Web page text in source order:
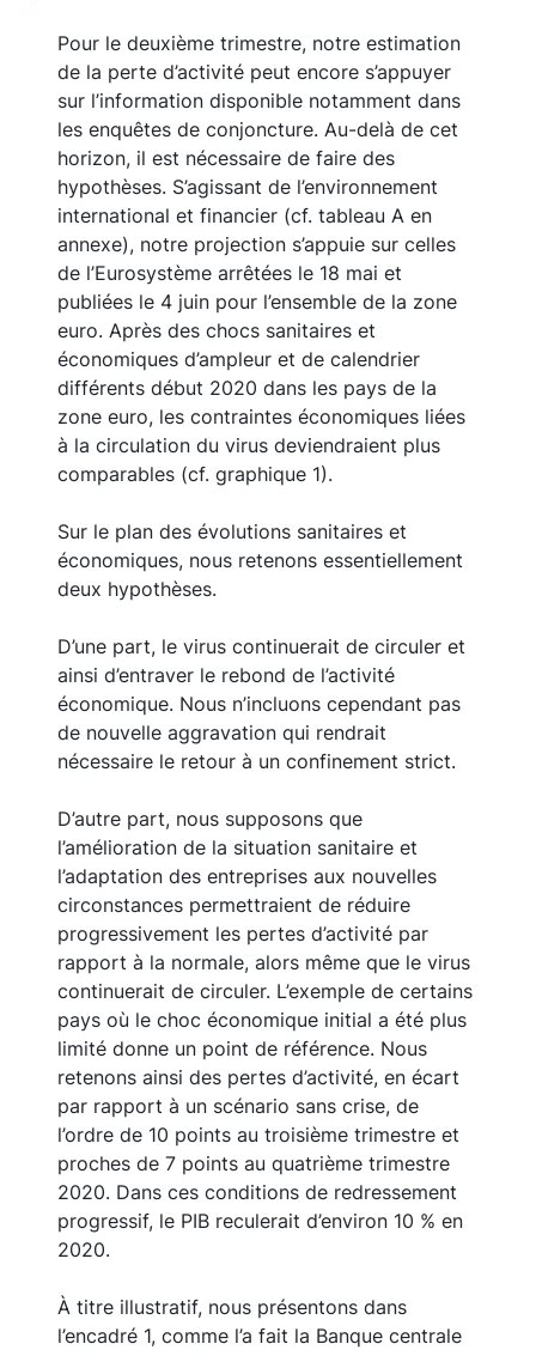
Pour le deuxième trimestre, notre estimation
de la perte d’activité peut encore s’appuyer
sur l’information disponible notamment dans
les enquêtes de conjoncture. Au-delà de cet
horizon, il est nécessaire de faire des
hypothèses. S’agissant de l’environnement
international et financier (cf. tableau A en
annexe), notre projection s’appuie sur celles
de l’Eurosystème arrêtées le 18 mai et
publiées le 4 juin pour l’ensemble de la zone
euro. Après des chocs sanitaires et
économiques d’ampleur et de calendrier
différents début 2020 dans les pays de la
zone euro, les contraintes économiques liées
à la circulation du virus deviendraient plus
comparables (cf. graphique 1).
Sur le plan des évolutions sanitaires et
économiques, nous retenons essentiellement
deux hypothèses.
D’une part, le virus continuerait de circuler et
ainsi d’entraver le rebond de l’activité
économique. Nous n’incluons cependant pas
de nouvelle aggravation qui rendrait
nécessaire le retour à un confinement strict.
D’autre part, nous supposons que
l’amélioration de la situation sanitaire et
l’adaptation des entreprises aux nouvelles
circonstances permettraient de réduire
progressivement les pertes d’activité par
rapport à la normale, alors même que le virus
continuerait de circuler. L’exemple de certains
pays où le choc économique initial a été plus
limité donne un point de référence. Nous
retenons ainsi des pertes d’activité, en écart
par rapport à un scénario sans crise, de
l’ordre de 10 points au troisième trimestre et
proches de 7 points au quatrième trimestre
2020. Dans ces conditions de redressement
progressif, le PIB reculerait d’environ 10 % en
2020.
À titre illustratif, nous présentons dans
l’encadré 1, comme l’a fait la Banque centrale